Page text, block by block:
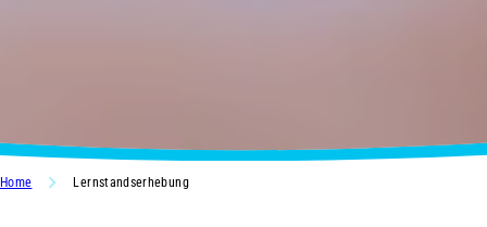
Home Lernstandserhebung